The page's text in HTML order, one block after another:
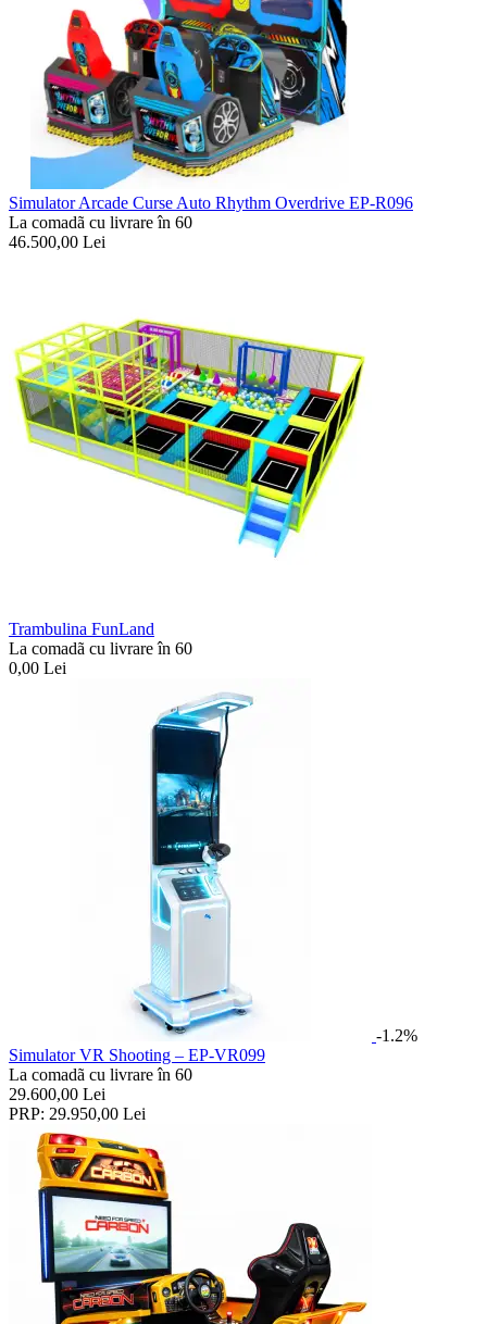
Simulator Arcade Curse Auto Rhythm Overdrive EP-R096
La comadã cu livrare în 60
46.500,00 Lei
Trambulina FunLand
La comadã cu livrare în 60
0,00 Lei
-1.2%
Simulator VR Shooting – EP-VR099
La comadã cu livrare în 60
29.600,00 Lei
PRP: 29.950,00 Lei